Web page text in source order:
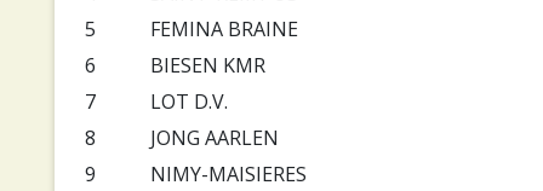
5
FEMINA BRAINE
6
BIESEN KMR
7
LOT D.V.
8
JONG AARLEN
9
NIMY-MAISIERES